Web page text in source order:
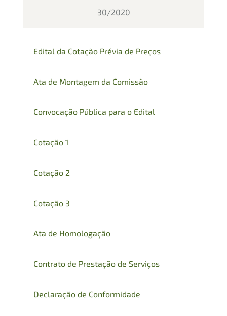
30/2020
Edital da Cotação Prévia de Preços
Ata de Montagem da Comissão
Convocação Pública para o Edital
Cotação 1
Cotação 2
Cotação 3
Ata de Homologação
Contrato de Prestação de Serviços
Declaração de Conformidade